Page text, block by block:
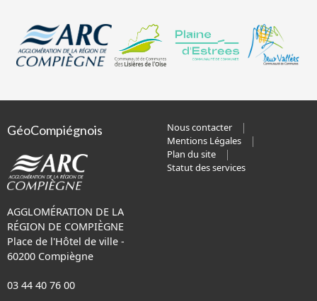
GéoCompiégnois
AGGLOMÉRATION DE LA
RÉGION DE COMPIÈGNE
Place de l'Hôtel de ville -
60200 Compiègne
03 44 40 76 00
Nous contacter
Mentions Légales
Plan du site
Statut des services